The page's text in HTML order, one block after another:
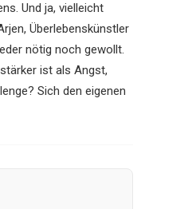
Und ja, vielleicht
Überlebenskünstler
nötig noch gewollt.
ist als Angst,
Sich den eigenen